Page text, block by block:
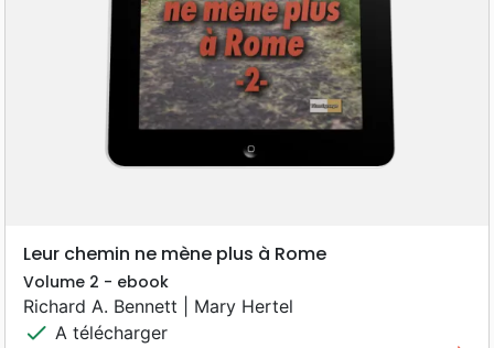
Leur chemin ne mène plus à Rome
Volume 2 - ebook
Richard A. Bennett | Mary Hertel
check A télécharger